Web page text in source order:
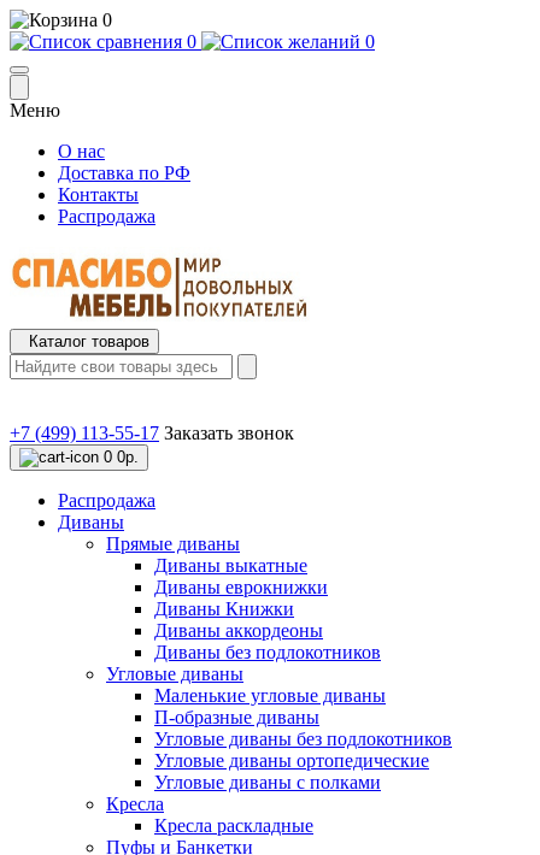
0
0
0
Меню
О нас
Доставка по РФ
Контакты
Распродажа
Каталог товаров
+7 (499) 113-55-17 Заказать звонок
0 0р.
Распродажа
Диваны
Прямые диваны
Диваны выкатные
Диваны еврокнижки
Диваны Книжки
Диваны аккордеоны
Диваны без подлокотников
Угловые диваны
Маленькие угловые диваны
П-образные диваны
Угловые диваны без подлокотников
Угловые диваны ортопедические
Угловые диваны с полками
Кресла
Кресла раскладные
Пуфы и Банкетки